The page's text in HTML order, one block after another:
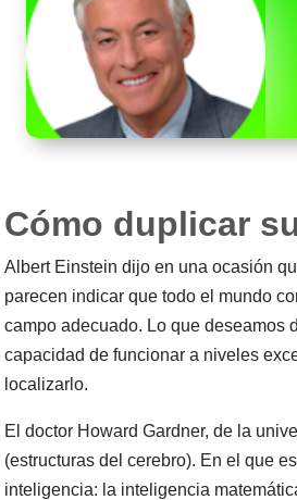
Cómo duplicar
Albert Einstein dijo en una ocasión
parecen indicar que todo el mundo
campo adecuado. Lo que deseamos
capacidad de funcionar a niveles
localizarlo.
El doctor Howard Gardner, de la
(estructuras del cerebro). En el que
inteligencia: la inteligencia